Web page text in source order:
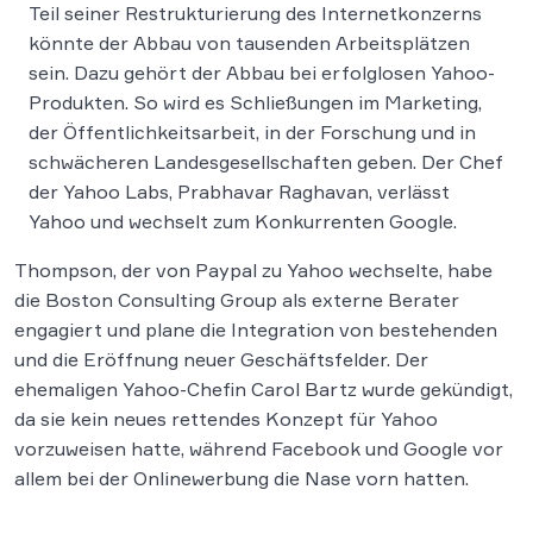
Teil seiner Restrukturierung des Internetkonzerns
könnte der Abbau von tausenden Arbeitsplätzen
sein. Dazu gehört der Abbau bei erfolglosen Yahoo-
Produkten. So wird es Schließungen im Marketing,
der Öffentlichkeitsarbeit, in der Forschung und in
schwächeren Landesgesellschaften geben. Der Chef
der Yahoo Labs, Prabhavar Raghavan, verlässt
Yahoo und wechselt zum Konkurrenten Google.
Thompson, der von Paypal zu Yahoo wechselte, habe
die Boston Consulting Group als externe Berater
engagiert und plane die Integration von bestehenden
und die Eröffnung neuer Geschäftsfelder. Der
ehemaligen Yahoo-Chefin Carol Bartz wurde gekündigt,
da sie kein neues rettendes Konzept für Yahoo
vorzuweisen hatte, während Facebook und Google vor
allem bei der Onlinewerbung die Nase vorn hatten.